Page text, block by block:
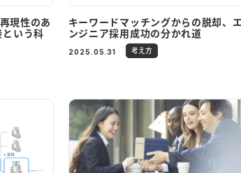
現性のあ
いう科
キーワードマッチングからの脱却、
ンジニア採用成功の分かれ道
2025.05.31 考え方